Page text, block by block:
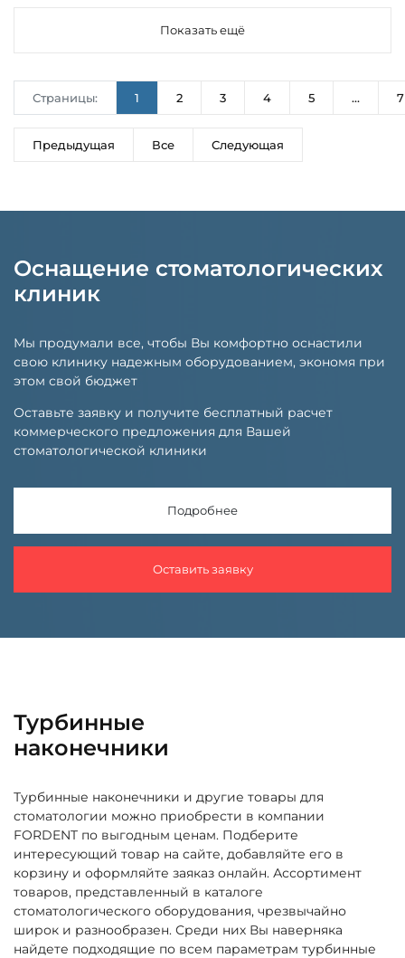
Показать ещё
Страницы: 1 2 3 4 5 ... 7
Предыдущая Все Следующая
Оснащение стоматологических
клиник
Мы продумали все, чтобы Вы комфортно оснастили
свою клинику надежным оборудованием, экономя при
этом свой бюджет
Оставьте заявку и получите бесплатный расчет
коммерческого предложения для Вашей
стоматологической клиники
Подробнее
Оставить заявку
Турбинные
наконечники
Турбинные наконечники и другие товары для
стоматологии можно приобрести в компании
FORDENT по выгодным ценам. Подберите
интересующий товар на сайте, добавляйте его в
корзину и оформляйте заяказ онлайн. Ассортимент
товаров, представленный в каталоге
стоматологического оборудования, чрезвычайно
широк и разнообразен. Среди них Вы наверняка
найдете подходящие по всем параметрам турбинные